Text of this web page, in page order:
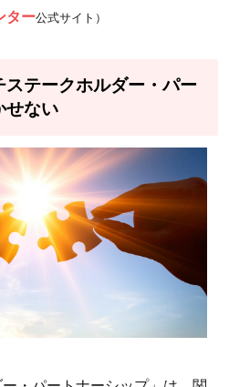
ター公式サイト）
ステークホルダー・パー
せない